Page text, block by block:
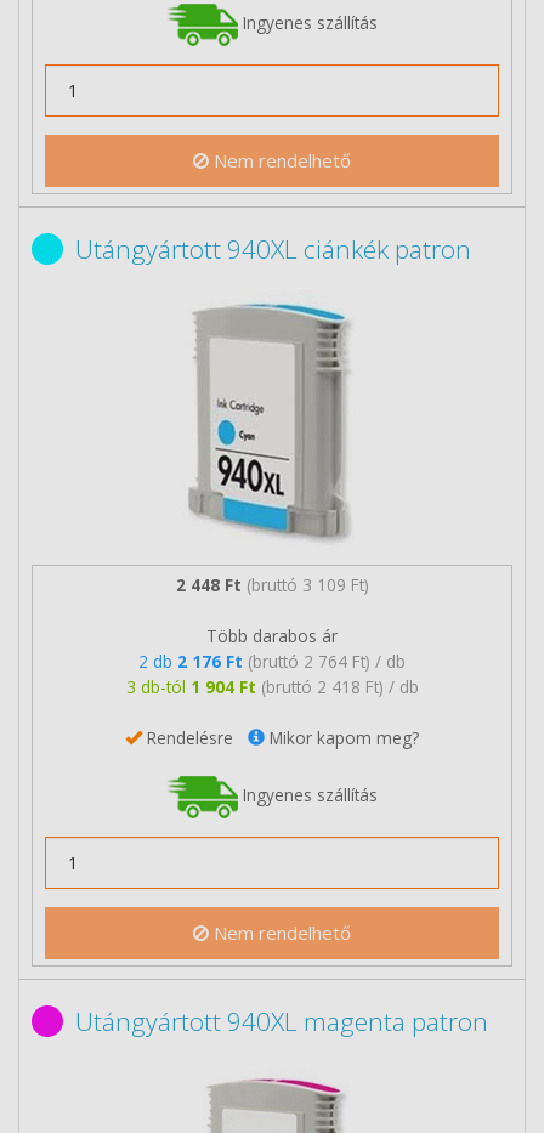
Ingyenes szállítás
Nem rendelhető
Utángyártott 940XL ciánkék patron
2 448 Ft (bruttó 3 109 Ft)
Több darabos ár
2 db 2 176 Ft (bruttó 2 764 Ft) / db
3 db-tól 1 904 Ft (bruttó 2 418 Ft) / db
Rendelésre Mikor kapom meg?
Ingyenes szállítás
Nem rendelhető
Utángyártott 940XL magenta patron